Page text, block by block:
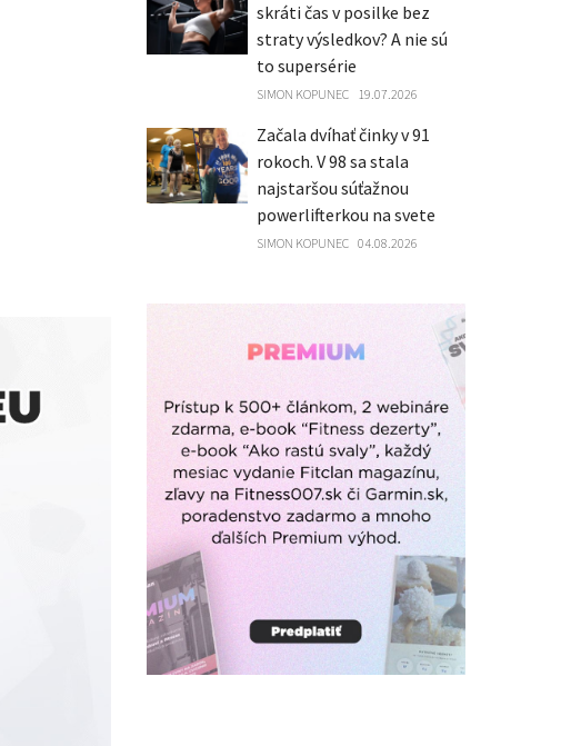
skráti čas v posilke bez
straty výsledkov? A nie sú
to supersérie
SIMON KOPUNEC 19.07.2026
Začala dvíhať činky v 91
rokoch. V 98 sa stala
najstaršou súťažnou
powerlifterkou na svete
SIMON KOPUNEC 04.08.2026